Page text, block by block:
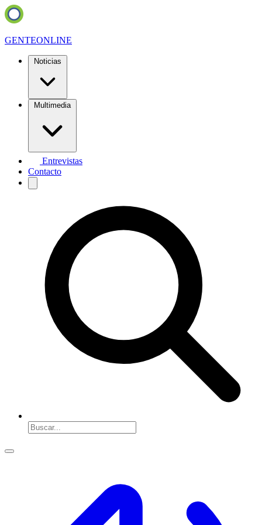
GENTEONLINE
Noticias
Multimedia
Entrevistas
Contacto